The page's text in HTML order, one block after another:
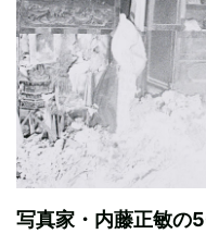
写真家・内藤正敏の